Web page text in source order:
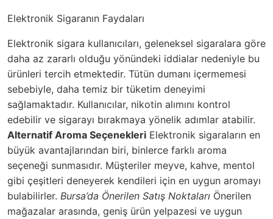
Elektronik Sigaranın Faydaları
Elektronik sigara kullanıcıları, geleneksel sigaralara göre
daha az zararlı olduğu yönündeki iddialar nedeniyle bu
ürünleri tercih etmektedir. Tütün dumanı içermemesi
sebebiyle, daha temiz bir tüketim deneyimi
sağlamaktadır. Kullanıcılar, nikotin alımını kontrol
edebilir ve sigarayı bırakmaya yönelik adımlar atabilir.
Alternatif Aroma Seçenekleri Elektronik sigaraların en
büyük avantajlarından biri, binlerce farklı aroma
seçeneği sunmasıdır. Müşteriler meyve, kahve, mentol
gibi çeşitleri deneyerek kendileri için en uygun aromayı
bulabilirler. Bursa’da Önerilen Satış Noktaları Önerilen
mağazalar arasında, geniş ürün yelpazesi ve uygun